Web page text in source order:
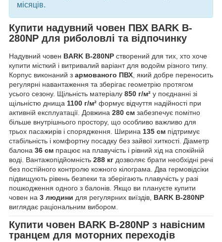
місяців.
Купити надувний човен ПВХ BARK B-
280NP для риболовлі та відпочинку
Надувний човен BARK B-280NP створений для тих, хто хоче
купити місткий і витривалий варіант для водойм різного типу.
Корпус виконаний з армованого ПВХ , який добре переносить
регулярні навантаження та зберігає геометрію протягом
усього сезону. Щільність матеріалу 850 г/м² у поєднанні зі
щільністю днища 1100 г/м² формує відчуття надійності при
активній експлуатації. Довжина 280 см забезпечує помітно
більше внутрішнього простору, що особливо важливо для
трьох пасажирів і спорядження. Ширина 135 см підтримує
стабільність і комфортну посадку без зайвої хиткості. Діаметр
балона 36 см працює на плавучість і рівний хід на спокійній
воді. Вантажопідйомність 288 кг дозволяє брати необхідні речі
без постійного контролю кожного кілограма. Два гермовідсіки
підвищують рівень безпеки та зберігають плавучість у разі
пошкодження одного з балонів. Якщо ви плануєте купити
човен на 3 людини для регулярних виїздів, BARK B-280NP
виглядає раціональним вибором.
Купити човен BARK B-280NP з навісним
транцем для моторних переходів